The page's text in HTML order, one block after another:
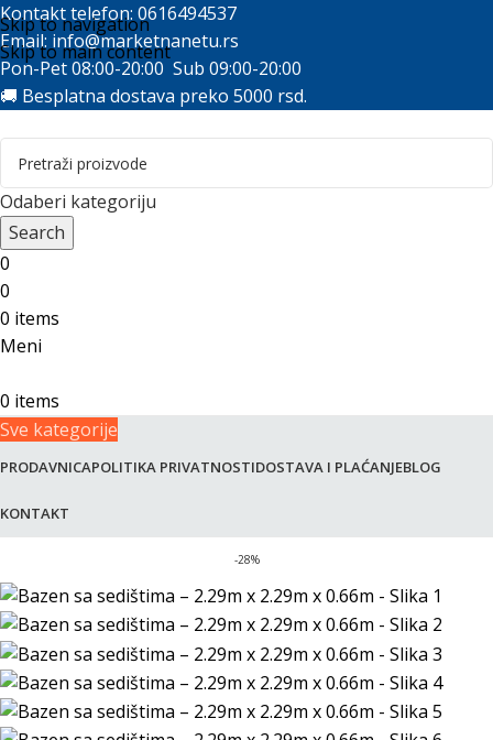
Skip to navigation
Skip to main content
Kontakt telefon: 0616494537
Email: info@marketnanetu.rs
Pon-Pet 08:00-20:00 Sub 09:00-20:00
🚚 Besplatna dostava preko 5000 rsd.
Odaberi kategoriju
Search
0
0
0 items
Meni
0 items
Sve kategorije
PRODAVNICAPOLITIKA PRIVATNOSTIDOSTAVA I PLAĆANJEBLOG
KONTAKT
-28%